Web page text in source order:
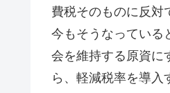
費税そのものに反対
今もそうなっている
会を維持する原資に
ら、軽減税率を導入